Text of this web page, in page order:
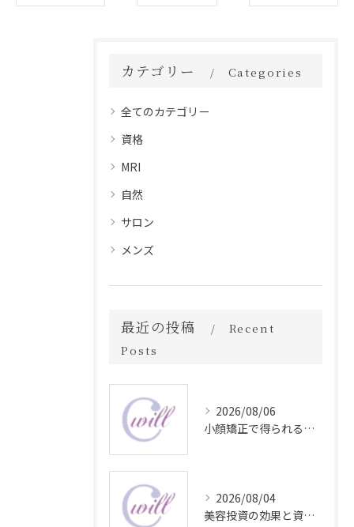
カテゴリー Categories
全てのカテゴリー
資格
MRI
自然
サロン
メンズ
最近の投稿
Recent
Posts
2026/08/06
小顔矯正で得られる顔変化の科学的効果
2026/08/04
美容投資の効果と資産価値の解説